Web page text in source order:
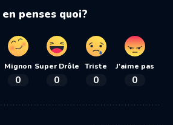
en penses quoi?
Mignon
0
Super Drôle
0
Triste
0
J'aime pas
0